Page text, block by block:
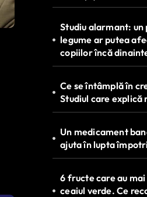
Studiu alarmant:
legume ar putea
copiilor încă
Ce se întâmplă în
Studiul care explică
Un medicament
ajuta în lupta
6 fructe care au
ceaiul verde. Ce